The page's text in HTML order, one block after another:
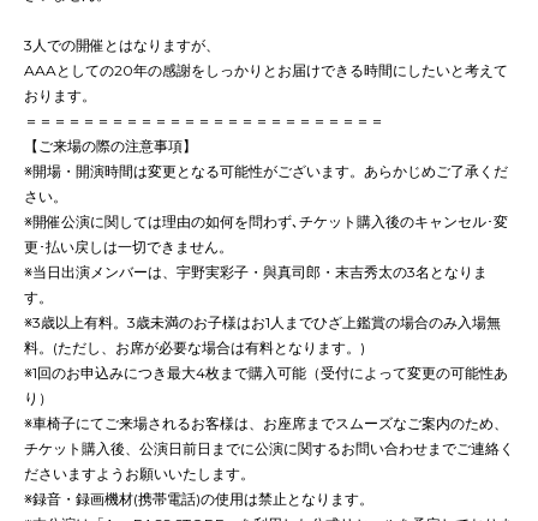
3人での開催とはなりますが、
AAAとしての20年の感謝をしっかりとお届けできる時間にしたいと考えて
おります。
＝＝＝＝＝＝＝＝＝＝＝＝＝＝＝＝＝＝＝＝＝＝＝＝＝
【ご来場の際の注意事項】
※開場・開演時間は変更となる可能性がございます。あらかじめご了承くだ
さい。
※開催公演に関しては理由の如何を問わず､チケット購⼊後のキャンセル･変
更･払い戻しは⼀切できません。
※当⽇出演メンバーは、宇野実彩子・與真司郎・末吉秀太の3名となりま
す。
※3歳以上有料。3歳未満のお⼦様はお1⼈までひざ上鑑賞の場合のみ⼊場無
料。(ただし、お席が必要な場合は有料となります。)
※1回のお申込みにつき最大4枚まで購⼊可能（受付によって変更の可能性あ
り）
※車椅子にてご来場されるお客様は、お座席までスムーズなご案内のため、
チケット購入後、公演日前日までに公演に関するお問い合わせまでご連絡く
ださいますようお願いいたします。
※録音・録画機材(携帯電話)の使用は禁止となります。